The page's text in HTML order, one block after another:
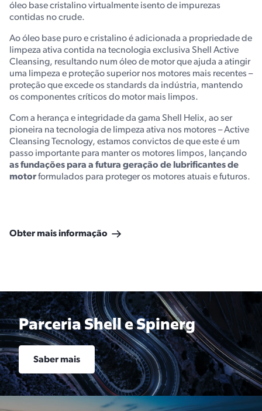
óleo base cristalino virtualmente isento de impurezas
contidas no crude.
Ao óleo base puro e cristalino é adicionada a propriedade de
limpeza ativa contida na tecnologia exclusiva Shell Active
Cleansing, resultando num óleo de motor que ajuda a atingir
uma limpeza e proteção superior nos motores mais recentes –
proteção que excede os standards da indústria, mantendo
os componentes críticos do motor mais limpos.
Com a herança e integridade da gama Shell Helix, ao ser
pioneira na tecnologia de limpeza ativa nos motores – Active
Cleansing Tecnology, estamos convictos de que este é um
passo importante para manter os motores limpos, lançando
as fundações para a futura geração de lubrificantes de
motorformulados para proteger os motores atuais e futuros.
Obter mais informação
Parceria Shell e Spinerg
Saber mais